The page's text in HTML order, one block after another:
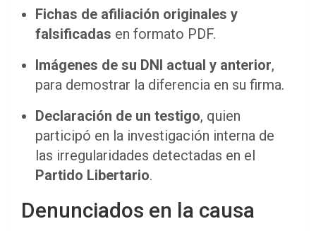
Fichas de afiliación originales y
falsificadas en formato PDF.
Imágenes de su DNI actual y anterior,
para demostrar la diferencia en su firma.
Declaración de un testigo, quien
participó en la investigación interna de
las irregularidades detectadas en el
Partido Libertario.
Denunciados en la causa